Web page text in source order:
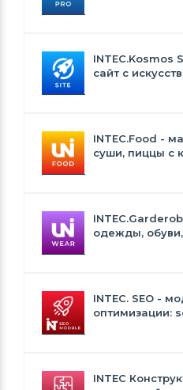
INTEC.Kosmos
сайт с
INTEC.Food -
суши, пиццы с
одежды,
INTEC. SEO -
оптимизации:
INTEC